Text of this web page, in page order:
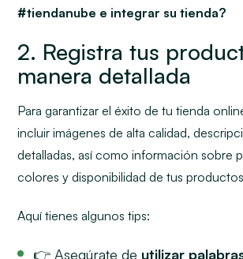
#tiendanube e integrar su tienda?
2. Registra tus
manera detallada
Para garantizar el éxito de tu tienda
incluir imágenes de alta calidad,
detalladas, así como información sobre
colores y disponibilidad de tus
Aquí tienes algunos tips:
👉 Asegúrate de utilizar